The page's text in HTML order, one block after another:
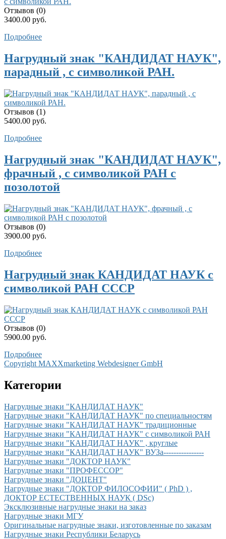
Отзывов (0)
3400.00 руб.
Подробнее
Нагрудный знак "КАНДИДАТ НАУК",
парадный , с символикой РАН.
Отзывов (1)
5400.00 руб.
Подробнее
Нагрудный знак "КАНДИДАТ НАУК",
фрачный , с символикой РАН c
позолотой
Отзывов (0)
3900.00 руб.
Подробнее
Нагрудный знак КАНДИДАТ НАУК с
символикой РАН СССР
Отзывов (0)
5900.00 руб.
Подробнее
Copyright MAXXmarketing Webdesigner GmbH
Категории
Нагрудные знаки "КАНДИДАТ НАУК"
Нагрудные знаки "КАНДИДАТ НАУК" по специальностям
Нагрудные знаки "КАНДИДАТ НАУК" традиционные
Нагрудные знаки "КАНДИДАТ НАУК" с символикой РАН
Нагрудные знаки "КАНДИДАТ НАУК" , круглые
Нагрудные знаки "КАНДИДАТ НАУК" ВУЗа----------------
Нагрудные знаки "ДОКТОР НАУК"
Нагрудные знаки "ПРОФЕССОР"
Нагрудные знаки "ДОЦЕНТ"
Нагрудные знаки "ДОКТОР ФИЛОСОФИИ" ( PhD ) ,
ДОКТОР ЕСТЕСТВЕННЫХ НАУК ( DSc)
Эксклюзивные нагрудные знаки на заказ
Нагрудные знаки МГУ
Оригинальные нагрудные знаки, изготовленные по заказам
Нагрудные знаки Республики Беларусь